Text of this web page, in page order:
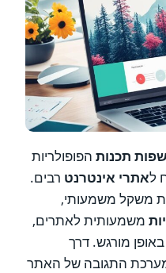
שפות תכנות הפופולריות
לאתרי אינטרנט רבים.
משקל משמעותי,
משמעותית לאתרים,
באופן מורגש. דרך
מערכת התגובה של האתר